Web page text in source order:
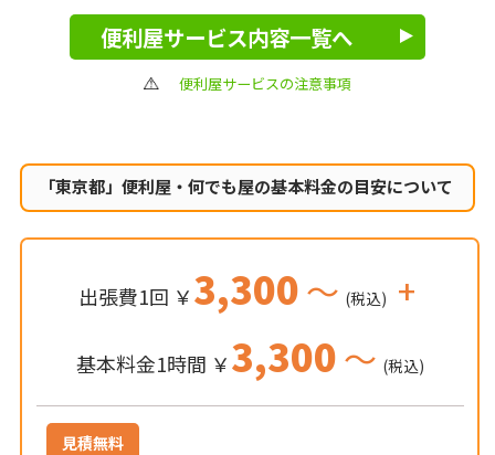
便利屋サービス内容一覧へ
便利屋サービスの注意事項
「東京都」便利屋・何でも屋の基本料金の目安について
出張費1回 ￥3,300～ (税込) +
基本料金1時間 ￥3,300～ (税込)
見積無料